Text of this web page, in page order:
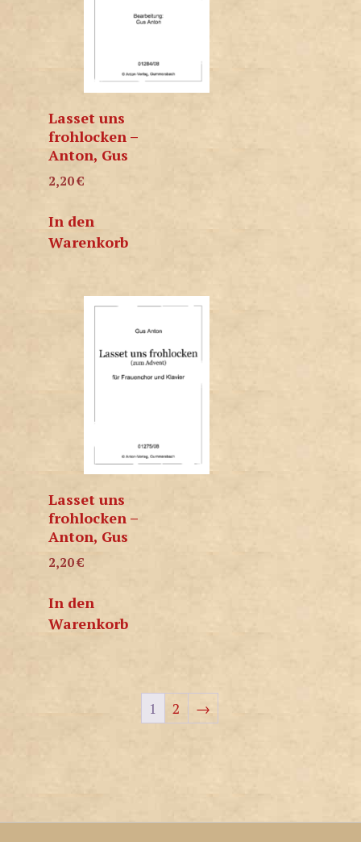
Lasset uns
frohlocken –
Anton, Gus
2,20€
In den
Warenkorb
Lasset uns
frohlocken –
Anton, Gus
2,20€
In den
Warenkorb
1 2 →